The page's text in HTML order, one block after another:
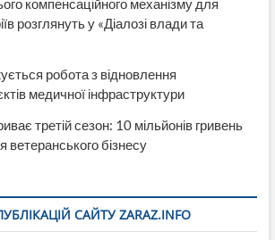
розглянуть у «Діалозі влади та
робота з відновлення
медичної інфраструктури
третій сезон: 10 мільйонів гривень
бізнесу
САЙТУ ZARAZ.INFO